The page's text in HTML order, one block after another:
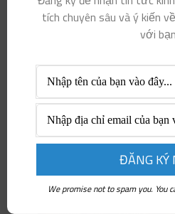
tích chuyên sâu và ý kiến
với
We promise not to spam you. You